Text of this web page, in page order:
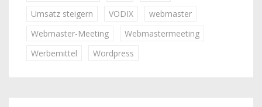
Umsatz steigern
VODIX
webmaster
Webmaster-Meeting
Webmastermeeting
Werbemittel
Wordpress